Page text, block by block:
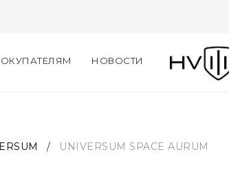
НОВОСТИ
/ UNIVERSUM SPACE AURUM